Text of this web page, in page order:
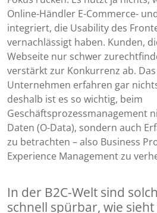
Online-Händler E-Commerce-
integriert, die Usability des
vernachlässigt haben. Kunden,
Webseite nur schwer
verstärkt zur Konkurrenz ab.
Unternehmen erfahren gar
deshalb ist es so wichtig, beim
Geschäftsprozessmanagement
Daten (O-Data), sondern auch
zu betrachten – also Business
Experience Management zu
In der B2C-Welt sind
schnell spürbar, wie